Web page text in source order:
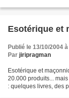
Esotérique et
Publié le 13/10/2004
Par jiripragman
Esotérique et
20.000 produits...
: quelques livres, des